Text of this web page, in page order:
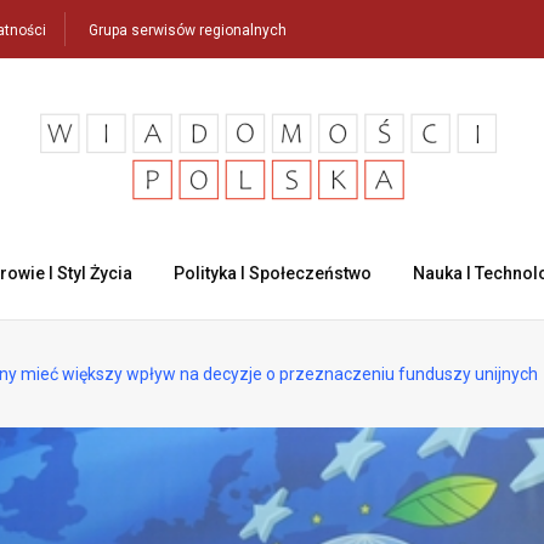
Grupa serwisów regionalnych
I Styl Życia Polityka I Społeczeństwo Nauka I
mieć większy wpływ na decyzje o przeznaczeniu funduszy unijnych